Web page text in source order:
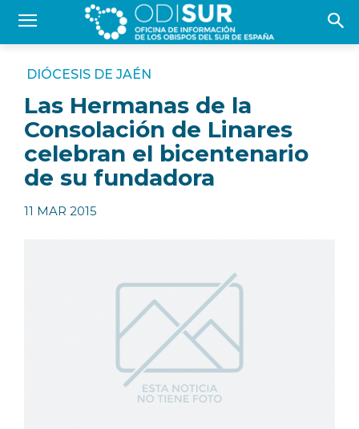
DIÓCESIS DE JAÉN
Las Hermanas de la
Consolación de Linares
celebran el bicentenario
de su fundadora
11 MAR 2015